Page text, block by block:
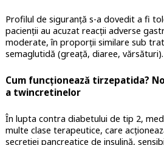
Profilul de siguranță s-a dovedit a fi
pacienții au acuzat reacții adverse
moderate, în proporții similare sub
semaglutidă (greață, diaree, vărsături).
Cum funcționează tirzepatida?
a twincretinelor
În lupta contra diabetului de tip 2,
multe clase terapeutice, care
secreției pancreatice de insulină,